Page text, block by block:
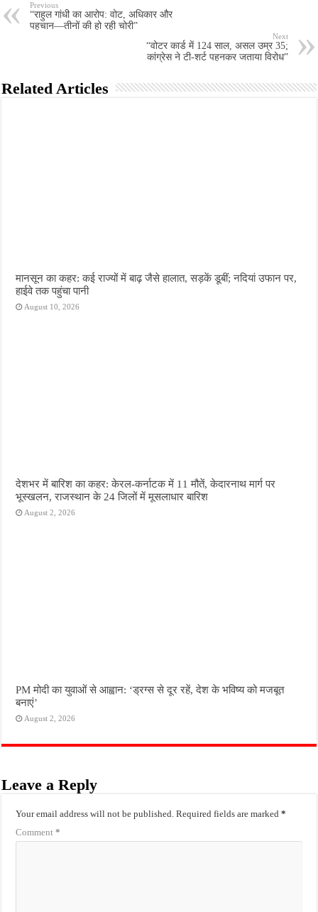
Previous
“राहुल गांधी का आरोप: वोट, अधिकार और
पहचान—तीनों की हो रही चोरी”
Next
“वोटर कार्ड में 124 साल, असल उम्र 35;
कांग्रेस ने टी-शर्ट पहनकर जताया विरोध”
Related Articles
मानसून का कहर: कई राज्यों में बाढ़ जैसे हालात, सड़कें डूबीं; नदियां उफान पर,
हाईवे तक पहुंचा पानी
August 10, 2026
देशभर में बारिश का कहर: केरल-कर्नाटक में 11 मौतें, केदारनाथ मार्ग पर
भूस्खलन, राजस्थान के 24 जिलों में मूसलाधार बारिश
August 2, 2026
PM मोदी का युवाओं से आह्वान: ‘ड्रग्स से दूर रहें, देश के भविष्य को मजबूत
बनाएं’
August 2, 2026
Leave a Reply
Your email address will not be published. Required fields are marked*
Comment*